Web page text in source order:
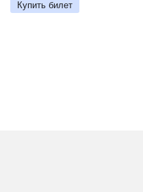
Купить билет